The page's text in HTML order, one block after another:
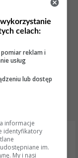
nie
niż
celach:
reklam i
usług
lub dostęp
informacje
identyfikatory
im.
My i nasi